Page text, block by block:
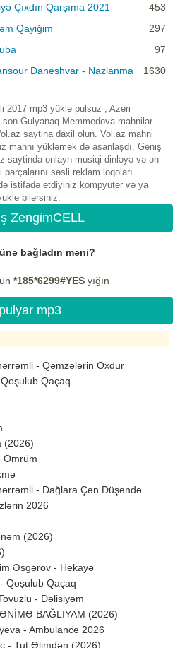
Çıxdın Qarşıma 2021
453
Qayiğim
297
97
Daneshvar - Nazlanma
1630
2017 mp3 yüklə pulsuz , Azeri
Gulyanaq Memmedova mahnilar
saytina daxil olun. Vol.az mahni
mahnı yükləmək də asanlaşdı. Geniş
saytinda onlayn musiqi dinləyə və ən
səsli reklam loqoları
istifadə etdiyiniz kompyuter və ya
bilərsiniz.
ZengimCELL
bağladın məni?
*185*6299#YES yığın
mp3
- Qəmzələrin Oxdur
Qaçaq
(2026)
Ömrüm
- Dağlara Çən Düşəndə
2026
(2026)
Əsgərov - Hekayə
Qoşulub Qaçaq
- Dəlisiyəm
BAĞLIYAM (2026)
- Ambulance 2026
- Tut Əlimdən (2026)